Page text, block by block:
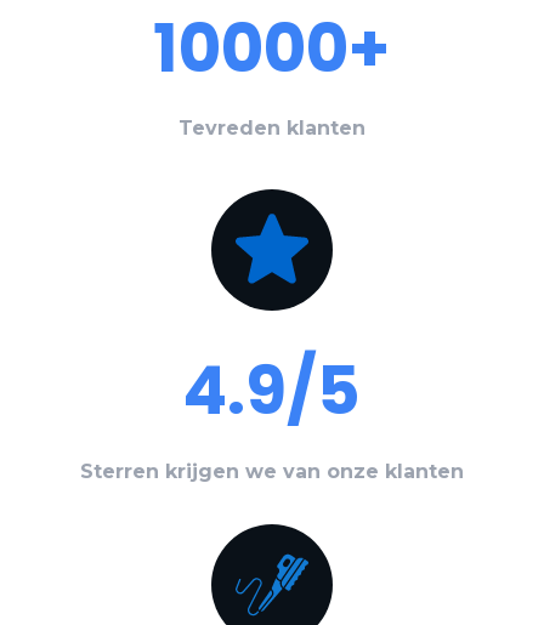
10000+
Tevreden klanten
4.9/5
Sterren krijgen we van onze klanten